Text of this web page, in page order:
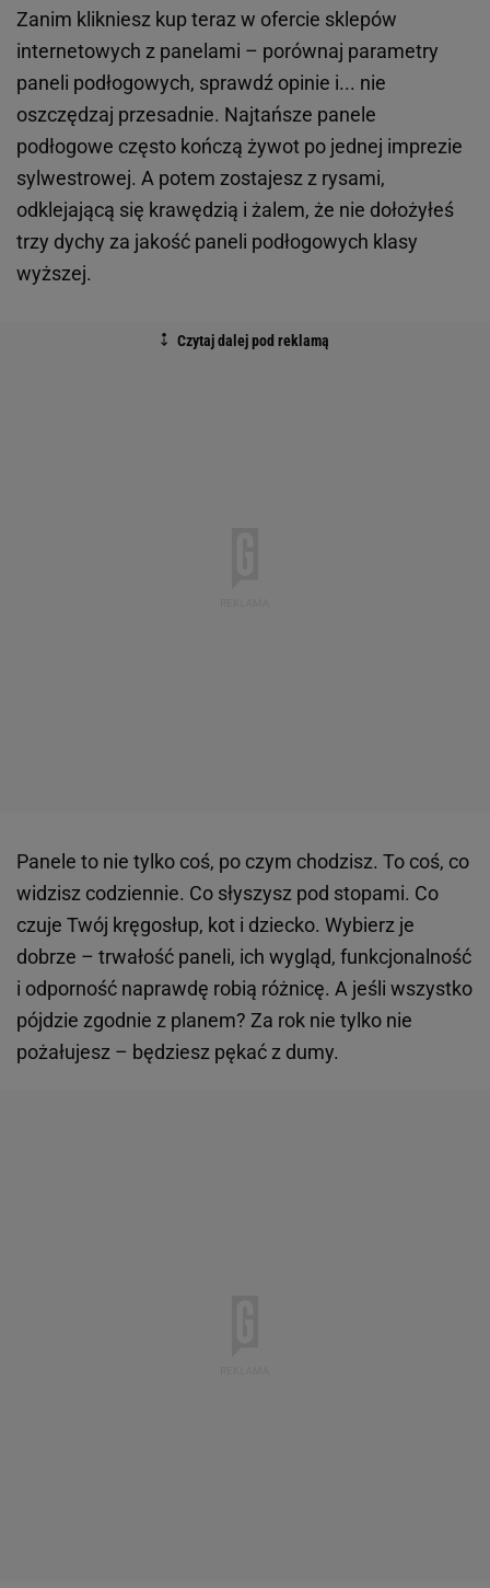
Zanim klikniesz kup teraz w ofercie sklepów
internetowych z panelami – porównaj parametry
paneli podłogowych, sprawdź opinie i... nie
oszczędzaj przesadnie. Najtańsze panele
podłogowe często kończą żywot po jednej imprezie
sylwestrowej. A potem zostajesz z rysami,
odklejającą się krawędzią i żalem, że nie dołożyłeś
trzy dychy za jakość paneli podłogowych klasy
wyższej.
Panele to nie tylko coś, po czym chodzisz. To coś, co
widzisz codziennie. Co słyszysz pod stopami. Co
czuje Twój kręgosłup, kot i dziecko. Wybierz je
dobrze – trwałość paneli, ich wygląd, funkcjonalność
i odporność naprawdę robią różnicę. A jeśli wszystko
pójdzie zgodnie z planem? Za rok nie tylko nie
pożałujesz – będziesz pękać z dumy.